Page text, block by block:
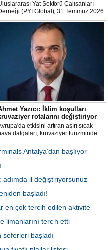
Yat Sektörü Çalışanları
(PYI Global), 31 Temmuz 2026
yürürlüğe giren 7590 sayılı
Kanun’un deniz turizmine etkilerine
ilişkin bir değerlendirme yayımladı.
Yazıcı: İklim koşulları
rotalarını değiştiriyor
etkisini artıran aşırı sıcak
dalgaları, kruvaziyer turizminde
Norveç Fiyortları, İzlanda ve Kuzey
rotalarına ilgi artarken, deneyim
seyahat anlayışı sektörün yeni
Antalya’dan başlıyor
adımda il değiştiriyorsunuz
başladı!
en çok tercih edilen aktivite
limanlarını tercih etti
başladı